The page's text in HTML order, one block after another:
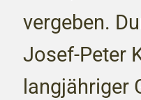
vergeben.
Josef-Peter
langjähriger